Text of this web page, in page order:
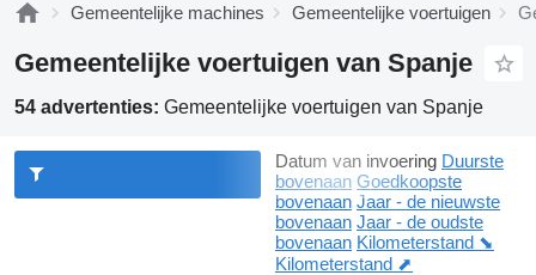
Gemeentelijke machines Gemeentelijke voertuigen
Gemeentelijke voertuigen van Spanje
54 advertenties: Gemeentelijke voertuigen van Spanje
Datum van invoering Duurste
bovenaan Goedkoopste
bovenaan Jaar - de nieuwste
bovenaan Jaar - de oudste
bovenaan Kilometerstand ⬊
Kilometerstand ⬈